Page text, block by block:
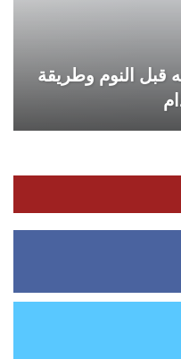
قبل النوم وطريقة